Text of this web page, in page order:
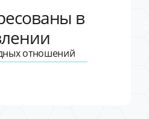
в
отношений